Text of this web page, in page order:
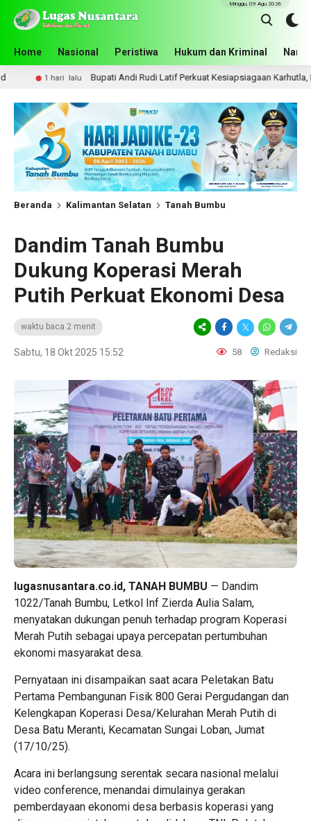
Home Nasional Peristiwa Hukum dan Kriminal
Minggu, 09 Agu 2026
Bupati Andi Rudi Latif Perkuat Kesiapsiagaan Karhutla, Pemkab Tanah
Beranda Kalimantan Selatan Tanah Bumbu
Dandim Tanah Bumbu
Dukung Koperasi Merah
Putih Perkuat Ekonomi Desa
waktu baca 2 menit
Sabtu, 18 Okt 2025 15:52 58 Redaksi
lugasnusantara.co.id, TANAH BUMBU — Dandim
1022/Tanah Bumbu, Letkol Inf Zierda Aulia Salam,
menyatakan dukungan penuh terhadap program Koperasi
Merah Putih sebagai upaya percepatan pertumbuhan
ekonomi masyarakat desa.
Pernyataan ini disampaikan saat acara Peletakan Batu
Pertama Pembangunan Fisik 800 Gerai Pergudangan dan
Kelengkapan Koperasi Desa/Kelurahan Merah Putih di
Desa Batu Meranti, Kecamatan Sungai Loban, Jumat
(17/10/25).
Acara ini berlangsung serentak secara nasional melalui
video conference, menandai dimulainya gerakan
pemberdayaan ekonomi desa berbasis koperasi yang